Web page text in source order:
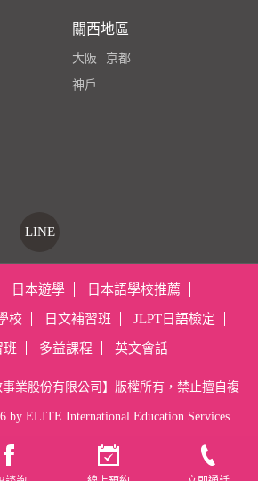
關西地區
大阪
京都
神戶
LINE
日本遊學 日本語學校推薦
校 日文補習班 JLPT日語檢定
班 多益課程 英文會話
業股份有限公司】版權所有，禁止擅自複
by ELITE International Education Services.